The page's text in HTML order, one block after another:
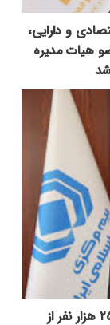
و دارایی،
هیات مدیره
نمی‌توان نسبت به سرنوشت ۲۵۰ هزار نفر از